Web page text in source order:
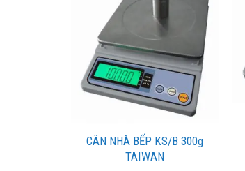
CÂN NHÀ BẾP KS/B 300g
TAIWAN